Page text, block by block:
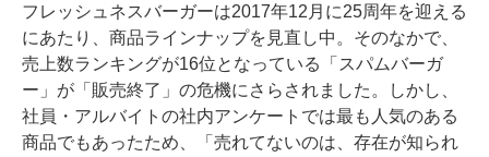
フレッシュネスバーガーは2017年12月に25周年を迎える
にあたり、商品ラインナップを見直し中。そのなかで、
売上数ランキングが16位となっている「スパムバーガ
ー」が「販売終了」の危機にさらされました。しかし、
社員・アルバイトの社内アンケートでは最も人気のある
商品でもあったため、「売れてないのは、存在が知られ